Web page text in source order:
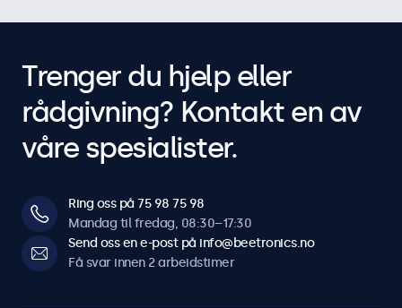
Trenger du hjelp eller
rådgivning? Kontakt en av
våre spesialister.
Ring oss på 75 98 75 98
Mandag til fredag, 08:30–17:30
Send oss en e-post på info@beetronics.no
Få svar innen 2 arbeidstimer